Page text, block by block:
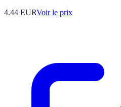
4.44 EURVoir le prix